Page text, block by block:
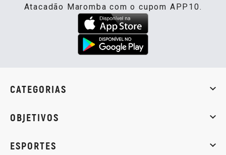
Atacadão Maromba com o cupom APP10.
CATEGORIAS
OBJETIVOS
ESPORTES